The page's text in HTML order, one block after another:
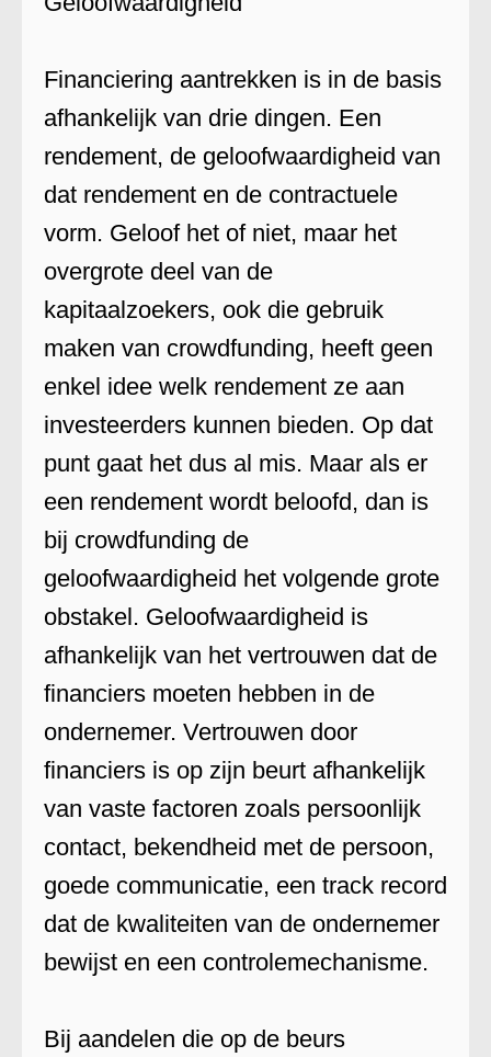
Financiering aantrekken is in de basis
afhankelijk van drie dingen. Een
rendement, de geloofwaardigheid van
dat rendement en de contractuele
vorm. Geloof het of niet, maar het
overgrote deel van de
kapitaalzoekers, ook die gebruik
maken van crowdfunding, heeft geen
enkel idee welk rendement ze aan
investeerders kunnen bieden. Op dat
punt gaat het dus al mis. Maar als er
een rendement wordt beloofd, dan is
bij crowdfunding de
geloofwaardigheid het volgende grote
obstakel. Geloofwaardigheid is
afhankelijk van het vertrouwen dat de
financiers moeten hebben in de
ondernemer. Vertrouwen door
financiers is op zijn beurt afhankelijk
van vaste factoren zoals persoonlijk
contact, bekendheid met de persoon,
goede communicatie, een track record
dat de kwaliteiten van de ondernemer
bewijst en een controlemechanisme.
Bij aandelen die op de beurs